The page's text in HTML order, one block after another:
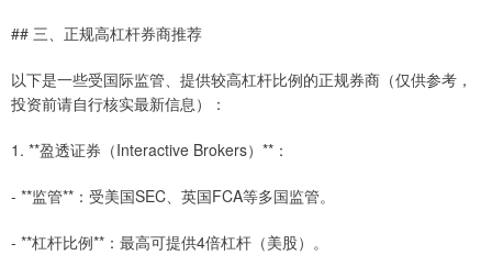
## 三、正规高杠杆券商推荐
以下是一些受国际监管、提供较高杠杆比例的正规券商（仅供参考，
投资前请自行核实最新信息）：
1. **盈透证券（Interactive Brokers）**：
- **监管**：受美国SEC、英国FCA等多国监管。
- **杠杆比例**：最高可提供4倍杠杆（美股）。